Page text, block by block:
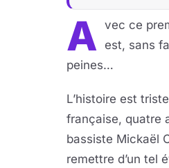
A vec ce
est, sans
peines…
L’histoire est
française, quatre
bassiste Mickaël
remettre d’un tel